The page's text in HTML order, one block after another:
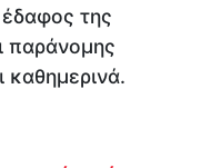
της
παράνομης
καθημερινά.